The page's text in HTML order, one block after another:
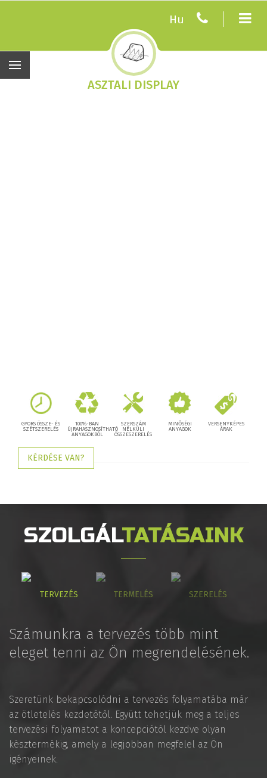
Hu
ASZTALI DISPLAY
GYORS ÖSSZE- ÉS
SZÉTSZERELÉS
100%-BAN
ÚJRAHASZNOSÍTHATÓ
ANYAGOKBÓL
SZERSZÁM
NÉLKÜLI
ÖSSZESZERELÉS
MINŐSÉGI
ANYAGOK
VERSENYKÉPES
ÁRAK
KÉRDÉSE VAN?
SZOLGÁLTATÁSAINK
TERVEZÉS TERMELÉS SZERELÉS
Számunkra a tervezés több mint
eleget tenni az Ön megrendelésének.
Szeretünk bekapcsolódni a tervezés folyamatába már
az ötletelés kezdetétől. Együtt tehetjük meg a teljes
tervezési folyamatot a koncepciótól kezdve olyan
késztermékig, amely a legjobban megfelel az Ön
igényeinek.